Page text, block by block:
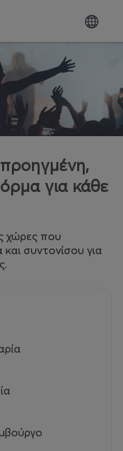
για κάθε
χώρες που
συντονίσου για